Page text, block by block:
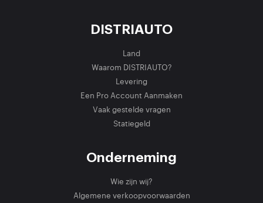
DISTRIAUTO
Land
Waarom DISTRIAUTO?
Levering
Een Pro Account Aanmaken
Vaak gestelde vragen
Statiegeld
Onderneming
Wie zijn wij?
Algemene verkoopvoorwaarden